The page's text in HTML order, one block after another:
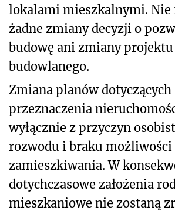
lokalami mieszkalnymi. Nie
żadne zmiany decyzji o
budowę ani zmiany projektu
budowlanego.
Zmiana planów dotyczących
przeznaczenia
wyłącznie z przyczyn
rozwodu i braku możliwości
zamieszkiwania. W
dotychczasowe założenia
mieszkaniowe nie zostaną